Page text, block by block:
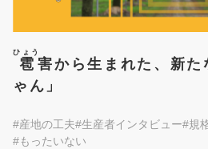
雹
ひょう
害から生まれた、新た
ゃん」
#産地の工夫#生産者インタビュー#規
#もったいない